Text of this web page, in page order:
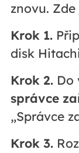
znovu.
Krok 1.
disk
Krok 2.Do
správce
„Správce
Krok 3.